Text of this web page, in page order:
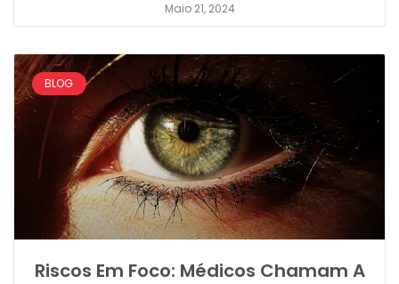
Maio 21, 2024
BLOG
Riscos Em Foco: Médicos Chamam A